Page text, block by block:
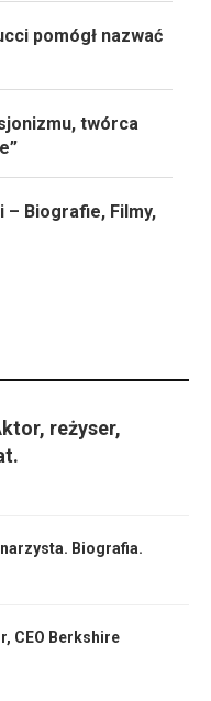
pomógł nazwać
twórca
– Biografie, Filmy,
reżyser,
Biografia.
CEO Berkshire